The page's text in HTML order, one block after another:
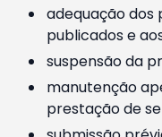
adequação dos
publicados e
suspensão da
manutenção
prestação de